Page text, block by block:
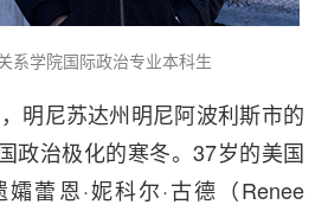
系学院国际政治专业本科生
明尼苏达州明尼阿波利斯市的
政治极化的寒冬。37岁的美国
蕾恩·妮科尔·古德（Renee